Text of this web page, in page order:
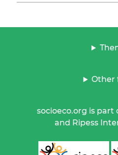
Other
socioeco.org is part
and Ripess